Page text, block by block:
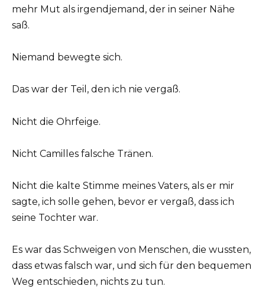
mehr Mut als irgendjemand, der in seiner Nähe
saß.
Niemand bewegte sich.
Das war der Teil, den ich nie vergaß.
Nicht die Ohrfeige.
Nicht Camilles falsche Tränen.
Nicht die kalte Stimme meines Vaters, als er mir
sagte, ich solle gehen, bevor er vergaß, dass ich
seine Tochter war.
Es war das Schweigen von Menschen, die wussten,
dass etwas falsch war, und sich für den bequemen
Weg entschieden, nichts zu tun.